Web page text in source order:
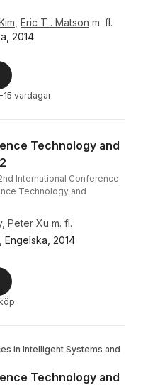
Eric T . Matson m. fl.
2014
15 vardagar
Technology and
International Conference
Technology and
, Peter Xu m. fl.
Engelska 2014
in Intelligent Systems and
Technology and